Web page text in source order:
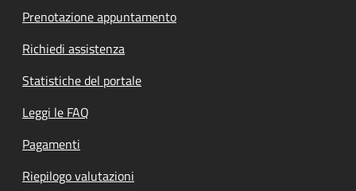
Prenotazione appuntamento
Richiedi assistenza
Statistiche del portale
Leggi le FAQ
Pagamenti
Riepilogo valutazioni